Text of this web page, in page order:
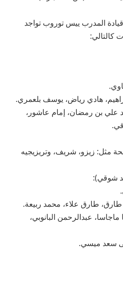
المدرب ييس توروب تواجد
كالتالي:
هادي رياض، يوسف بلعمري.
بن رمضان، إمام عاشور،
مثل: زيزو، شريف، وتريزيجيه
شوقي):
طارق، طارق علاء، محمد ربيعة.
عبدالرحمن البانوبي،
سعد ميسي.